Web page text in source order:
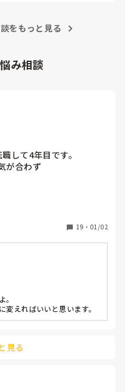
をもっと見る
み相談
して4年目です。
が合わず
十年という先生がほとん
ね
です。
たが
人も何年も言われ続けて
19 ・ 01/02
変えればいいと思います。
見る